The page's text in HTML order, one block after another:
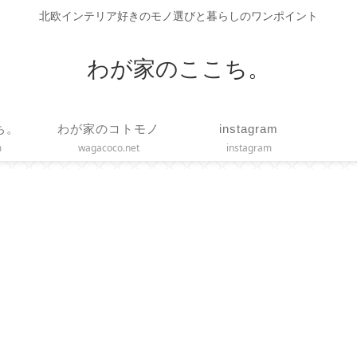
北欧インテリア好きのモノ選びと暮らしのワンポイント
わが家のここち。
わが家のコトモノ
wagacoco.net
instagram
instagram